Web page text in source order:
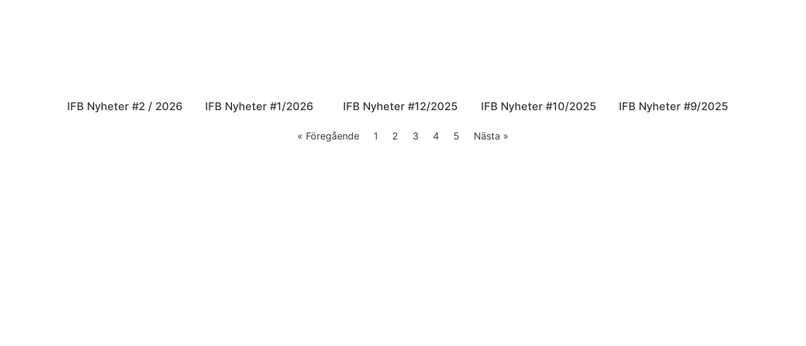
IFB Nyheter #2 / 2026 IFB Nyheter #1/2026 IFB Nyheter #12/2025 IFB Nyheter #10/2025 IFB Nyheter #9/2025
« Föregående 1 2 3 4 5 Nästa »